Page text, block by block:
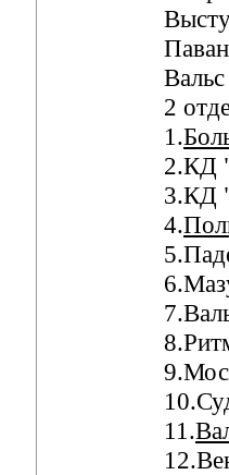
2
1.
2.КД
3.КД
4.
11.